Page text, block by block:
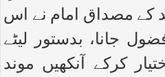
کے مصداق امام نے اس
جانا، بدستور لیٹے
کرکے آنکھیں موند